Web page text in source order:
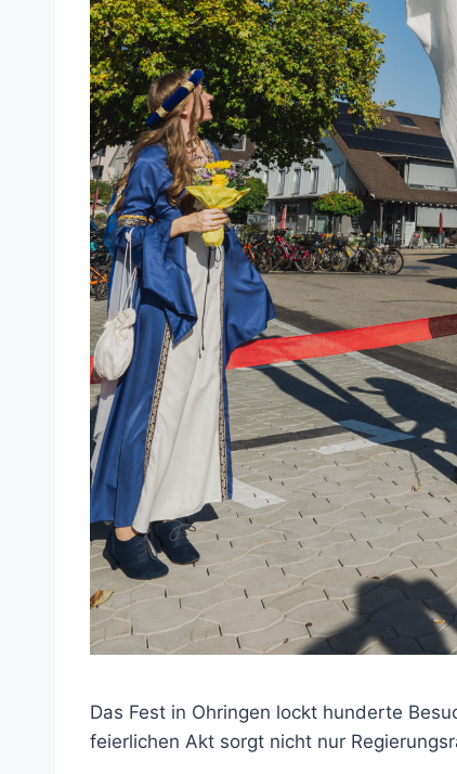
Das Fest in Ohringen lockt hunderte
feierlichen Akt sorgt nicht nur